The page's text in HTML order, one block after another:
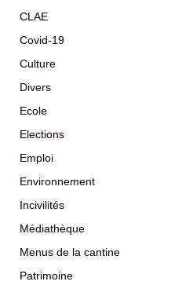
CLAE
Covid-19
Culture
Divers
Ecole
Elections
Emploi
Environnement
Incivilités
Médiathèque
Menus de la cantine
Patrimoine